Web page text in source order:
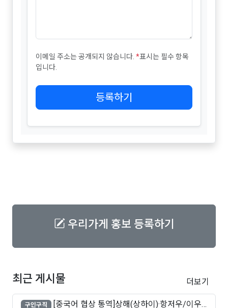
이메일 주소는 공개되지 않습니다. *표시는 필수 항목
입니다.
등록하기
우리가게 홍보 등록하기
최근 게시물 더보기
구인구직
[중국어 협상 통역]상해(상하이)·항저우/이우·